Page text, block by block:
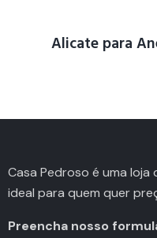
Alicate para
Casa Pedroso é uma
ideal para quem quer
Preencha nosso